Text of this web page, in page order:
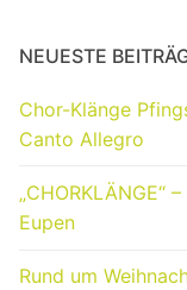
NEUESTE
Chor-Klänge
Canto Allegro
„CHORKLÄNGE“
Eupen
Rund um